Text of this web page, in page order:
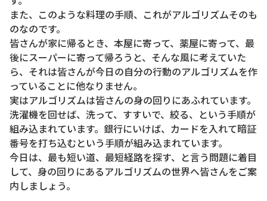
また、このような料理の手順、これがアルゴリズムそのも
のなのです。
皆さんが家に帰るとき、本屋に寄って、薬屋に寄って、最
後にスーパーに寄って帰ろうと、そんな風に考えていた
ら、それは皆さんが今日の自分の行動のアルゴリズムを作
っていることに他なりません。
実はアルゴリズムは皆さんの身の回りにあふれています。
洗濯機を回せば、洗って、すすいで、絞る、という手順が
組み込まれています。銀行にいけば、カードを入れて暗証
番号を打ち込むという手順が組み込まれています。
今日は、最も短い道、最短経路を探す、と言う問題に着目
して、身の回りにあるアルゴリズムの世界へ皆さんをご案
内しましょう。